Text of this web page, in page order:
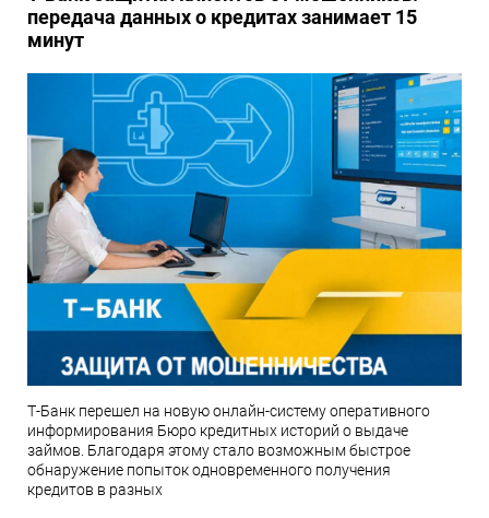
передача данных о кредитах занимает 15
минут
Т-Банк перешел на новую онлайн-систему оперативного
информирования Бюро кредитных историй о выдаче
займов. Благодаря этому стало возможным быстрое
обнаружение попыток одновременного получения
кредитов в разных